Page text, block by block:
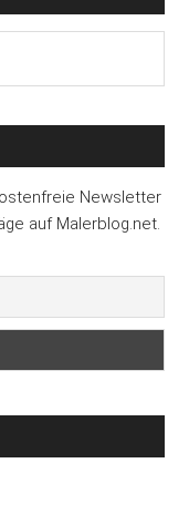
Newsletter
auf Malerblog.net.